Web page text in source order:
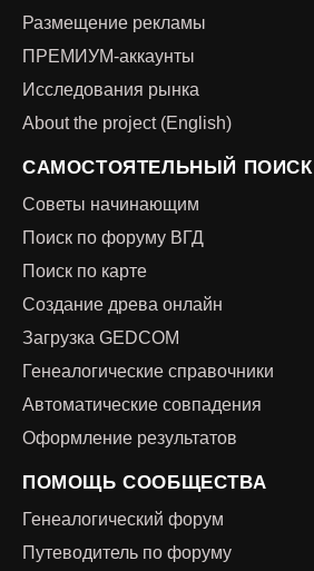
Размещение рекламы
ПРЕМИУМ-аккаунты
Исследования рынка
About the project (English)
САМОСТОЯТЕЛЬНЫЙ ПОИСК
Советы начинающим
Поиск по форуму ВГД
Поиск по карте
Создание древа онлайн
Загрузка GEDCOM
Генеалогические справочники
Автоматические совпадения
Оформление результатов
ПОМОЩЬ СООБЩЕСТВА
Генеалогический форум
Путеводитель по форуму